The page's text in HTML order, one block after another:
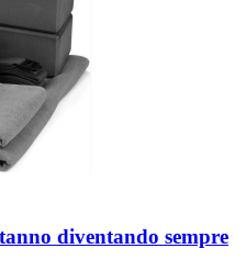
diventando sempre